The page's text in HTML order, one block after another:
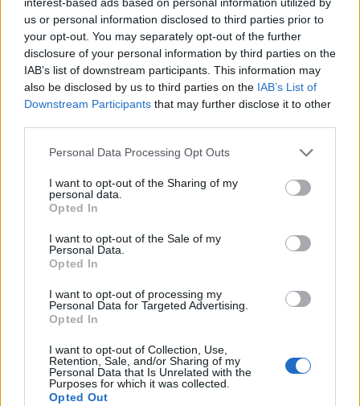
us or personal information disclosed to third parties prior to
your opt-out. You may separately opt-out of the further
disclosure of your personal information by third parties on the
IAB’s list of downstream participants. This information may
also be disclosed by us to third parties on the IAB’s List of
Downstream Participants that may further disclose it to other
Personal Data Processing Opt Outs
I want to opt-out of the Sharing of my
personal data.
Opted In
I want to opt-out of the Sale of my
Personal Data.
Opted In
I want to opt-out of processing my
Personal Data for Targeted Advertising.
Opted In
I want to opt-out of Collection, Use,
Retention, Sale, and/or Sharing of my
Personal Data that Is Unrelated with the
Purposes for which it was collected.
Opted Out
Feyenoord incasseert miljoenen: transfer Leo
Sauer naar Stuttgart bijna rond
Feyenoord zet deur open voor miljoenen: Ueda
en Hadj Moussa mogen vertrekken
Feyenoord sluit voorbereiding bijna af: dit staat
Shaqueel van Persie ontkracht geruchten over
keuze voor Marokko
Brengt Sporting Portugal Feyenoord in de
problemen rond Hadj Moussa?
Van droomtransfer tot contractontbinding: het
Feyenoord-verhaal van Calvin Stengs
'Hij is weer gewoon mijn vader': Shaqueel
openhartig over Robin van Persie